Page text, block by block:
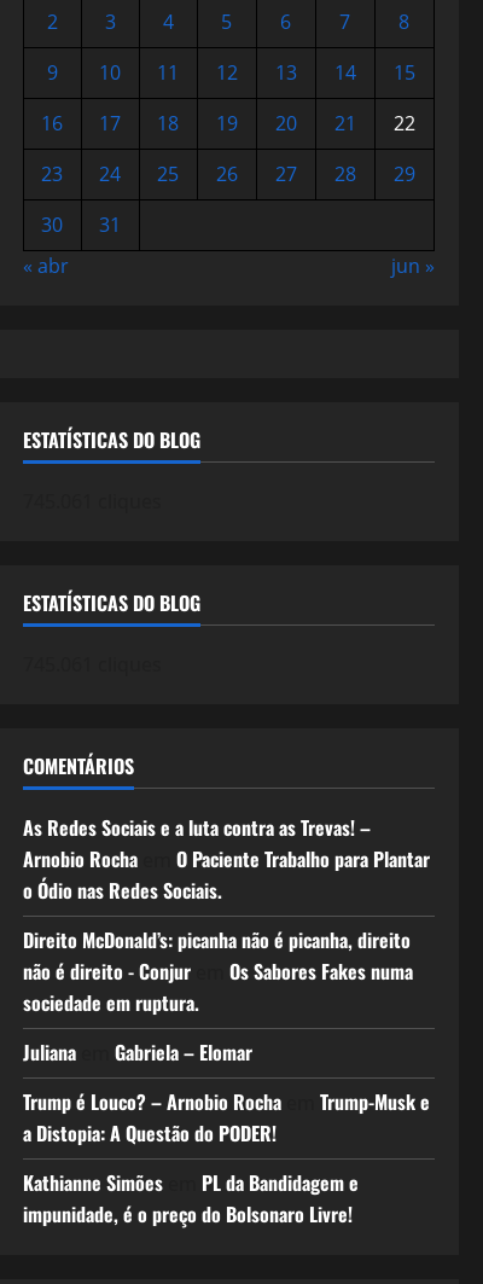
2
3 4 5 6 7
8
9
10 11 12 13 14
15
16
17 18 19 20 21
22
23
24 25 26 27 28
29
30
31
« abr
jun »
ESTATÍSTICAS DO BLOG
ESTATÍSTICAS DO BLOG
COMENTÁRIOS
As Redes Sociais e a luta contra as Trevas! –
Arnobio Rochaem O Paciente Trabalho para Plantar
o Ódio nas Redes Sociais.
Direito McDonald’s: picanha não é picanha, direito
não é direito - Conjurem Os Sabores Fakes numa
sociedade em ruptura.
Julianaem Gabriela – Elomar
Trump é Louco? – Arnobio Rochaem Trump-Musk e
a Distopia: A Questão do PODER!
Kathianne Simõesem PL da Bandidagem e
impunidade, é o preço do Bolsonaro Livre!